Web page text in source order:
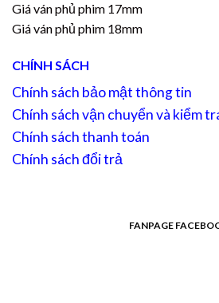
Giá ván phủ phim 17mm
Giá ván phủ phim 18mm
CHÍNH SÁCH
Chính sách bảo mật thông tin
Chính sách vận chuyển và kiểm
Chính sách thanh toán
Chính sách đổi trả
FANPAGE